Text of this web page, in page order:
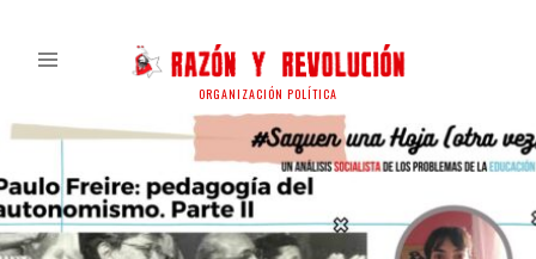
ORGANIZACIÓN POLÍTICA